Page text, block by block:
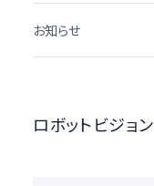
お知らせ
ロボットビジョン